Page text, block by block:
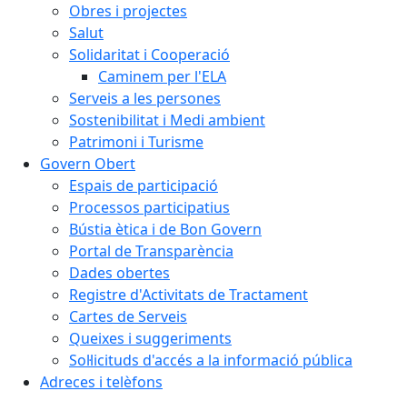
Obres i projectes
Salut
Solidaritat i Cooperació
Caminem per l'ELA
Serveis a les persones
Sostenibilitat i Medi ambient
Patrimoni i Turisme
Govern Obert
Espais de participació
Processos participatius
Bústia ètica i de Bon Govern
Portal de Transparència
Dades obertes
Registre d'Activitats de Tractament
Cartes de Serveis
Queixes i suggeriments
Sol·licituds d'accés a la informació pública
Adreces i telèfons